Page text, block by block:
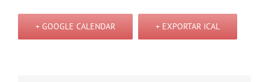
+ GOOGLE CALENDAR + EXPORTAR ICAL